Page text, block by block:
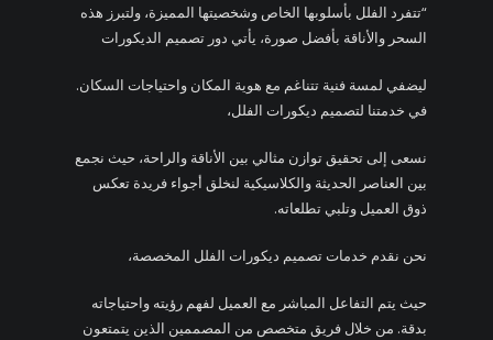
“تتفرد الفلل بأسلوبها الخاص وشخصيتها المميزة، ولتبرز هذه
السحر والأناقة بأفضل صورة، يأتي دور تصميم الديكورات
ليضفي لمسة فنية تتناغم مع هوية المكان واحتياجات السكان.
في خدمتنا لتصميم ديكورات الفلل،
نسعى إلى تحقيق توازن مثالي بين الأناقة والراحة، حيث نجمع
بين العناصر الحديثة والكلاسيكية لنخلق أجواء فريدة تعكس
ذوق العميل وتلبي تطلعاته.
نحن نقدم خدمات تصميم ديكورات الفلل المخصصة،
حيث يتم التفاعل المباشر مع العميل لفهم رؤيته واحتياجاته
بدقة. من خلال فريق متخصص من المصممين الذين يتمتعون